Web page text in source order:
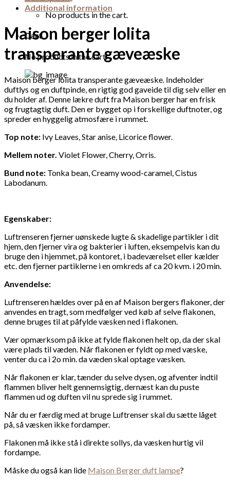
No products in the cart.
Cart
No products in the cart.
Additional information
Maison berger lolita
transperante gæveæske
Maison berger lolita transperante gæveæske. Indeholder
duftlys og en duftpinde, en rigtig god gaveide til dig selv eller en
du holder af. Denne lækre duft fra Maison berger har en frisk
og frugtagtig duft. Den er bygget op i forskellige duftnoter, og
spreder en hyggelig atmosfære i rummet.
Top note: Ivy Leaves, Star anise, Licorice flower.
Mellem noter. Violet Flower, Cherry, Orris.
Bund note: Tonka bean, Creamy wood-caramel, Cistus
Labodanum.
Egenskaber:
Luftrenseren fjerner uønskede lugte & skadelige partikler i dit
hjem, den fjerner vira og bakterier i luften, eksempelvis kan du
bruge den i hjemmet, på kontoret, i badeværelset eller kælder
etc. den fjerner partiklerne i en omkreds af ca 20 kvm. i 20 min.
Anvendelse:
Luftrenseren hældes over på en af Maison bergers flakoner, der
anvendes en tragt, som medfølger ved køb af selve flakonen,
denne bruges til at påfylde væsken ned i flakonen.
Vær opmærksom på ikke at fylde flakonen helt op, da der skal
være plads til væden. Når flakonen er fyldt op med væske,
venter du ca i 2o min. da væden skal optage væsken.
Når flakonen er klar, tænder du selve dysen, og afventer indtil
flammen bliver helt gennemsigtig, dernæst kan du puste
flammen ud og duften vil nu sprede sig i rummet.
Når du er færdig med at bruge Luftrenser skal du sætte låget
på, så væsken ikke fordamper.
Flakonen må ikke stå i direkte sollys, da væsken hurtig vil
fordampe.
Måske du også kan lide Maison Berger duft lampe?